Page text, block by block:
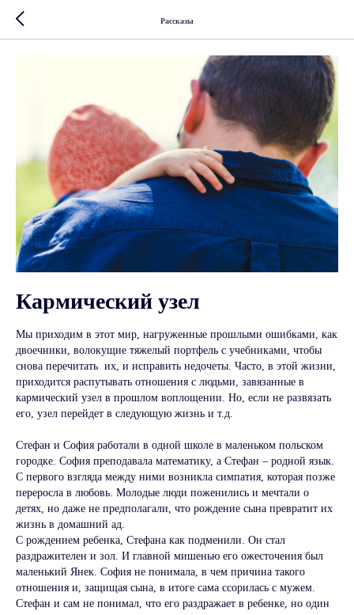
Рассказы
Кармический узел
Мы приходим в этот мир, нагруженные прошлыми ошибками, как
двоечники, волокущие тяжелый портфель с учебниками, чтобы
снова перечитать их, и исправить недочеты. Часто, в этой жизни,
приходится распутывать отношения с людьми, завязанные в
кармический узел в прошлом воплощении. Но, если не развязать
его, узел перейдет в следующую жизнь и т.д.
Стефан и София работали в одной школе в маленьком польском
городке. София преподавала математику, а Стефан – родной язык.
С первого взгляда между ними возникла симпатия, которая позже
переросла в любовь. Молодые люди поженились и мечтали о
детях, но даже не предполагали, что рождение сына превратит их
жизнь в домашний ад.
С рождением ребенка, Стефана как подменили. Он стал
раздражителен и зол. И главной мишенью его ожесточения был
маленький Янек. София не понимала, в чем причина такого
отношения и, защищая сына, в итоге сама ссорилась с мужем.
Стефан и сам не понимал, что его раздражает в ребенке, но один